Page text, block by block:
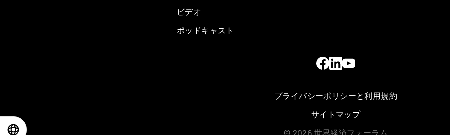
ビデオ
ポッドキャスト
プライバシーポリシーと利用規約
サイトマップ